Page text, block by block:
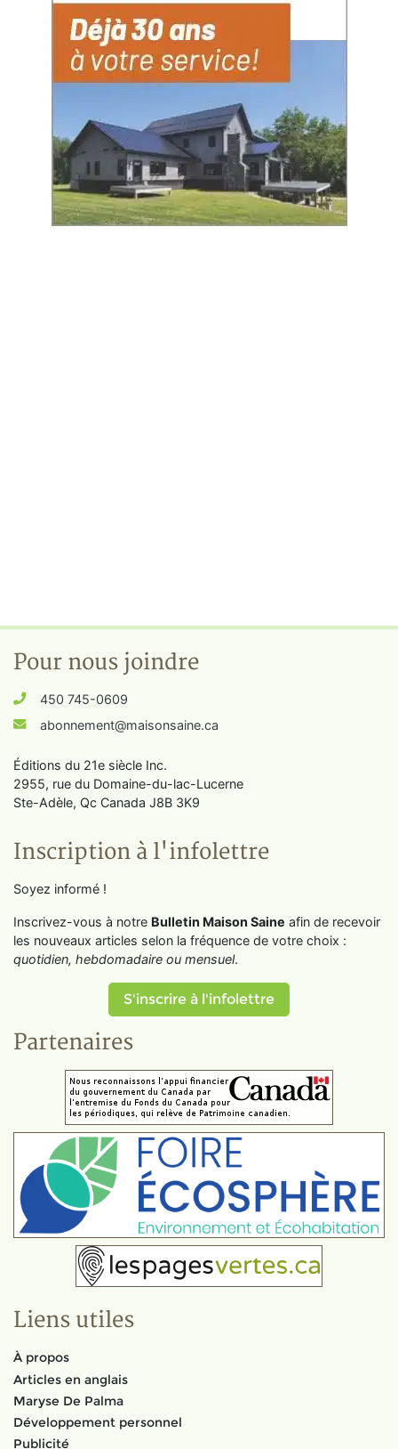
Pour nous joindre
450 745-0609
abonnement@maisonsaine.ca
Éditions du 21e siècle Inc.
2955, rue du Domaine-du-lac-Lucerne
Ste-Adèle, Qc Canada J8B 3K9
Inscription à l'infolettre
Soyez informé !
Inscrivez-vous à notre Bulletin Maison Saine afin de recevoir
les nouveaux articles selon la fréquence de votre choix :
quotidien, hebdomadaire ou mensuel.
S'inscrire à l'infolettre
Partenaires
Liens utiles
À propos
Articles en anglais
Maryse De Palma
Développement personnel
Publicité